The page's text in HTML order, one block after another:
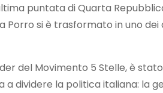
puntata di Quarta
Porro si è trasformato in uno
del Movimento 5 Stelle, è
dividere la politica italiana: la